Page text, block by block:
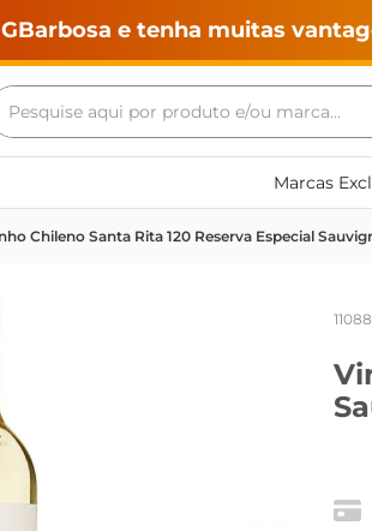
e tenha muitas
aqui por produto e/ou marca...
Marcas
Chileno Santa Rita 120 Reserva Especial
Termos mais buscados
maquina lavar
vinho